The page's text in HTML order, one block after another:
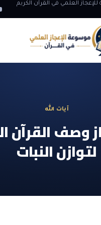
العلمي في القرآن الكريم
في القرآن
الفلك والفضاء
و اللغوي في القرآن
الانسان
آيات الله
وصف القرآن
لتوازن النبات